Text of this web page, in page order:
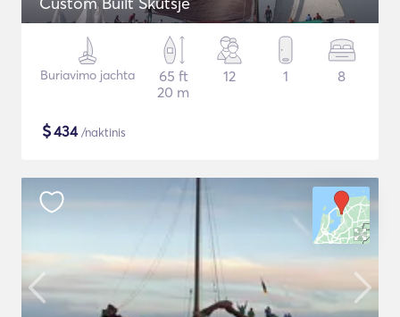
Buriavimo jachta
65 ft
20 m
12 1 8
$434/naktinis